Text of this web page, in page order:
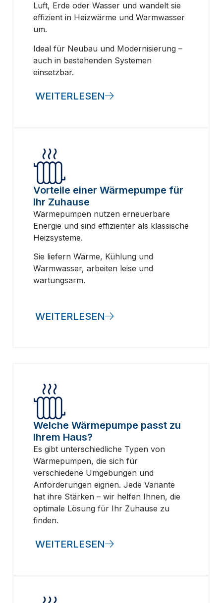
Luft, Erde oder Wasser und wandelt sie
effizient in Heizwärme und Warmwasser
um.
Ideal für Neubau und Modernisierung –
auch in bestehenden Systemen
einsetzbar.
WEITERLESEN
Vorteile einer Wärmepumpe für
Ihr Zuhause
Wärmepumpen nutzen erneuerbare
Energie und sind effizienter als klassische
Heizsysteme.
Sie liefern Wärme, Kühlung und
Warmwasser, arbeiten leise und
wartungsarm.
WEITERLESEN
Welche Wärmepumpe passt zu
Ihrem Haus?
Es gibt unterschiedliche Typen von
Wärmepumpen, die sich für
verschiedene Umgebungen und
Anforderungen eignen. Jede Variante
hat ihre Stärken – wir helfen Ihnen, die
optimale Lösung für Ihr Zuhause zu
finden.
WEITERLESEN